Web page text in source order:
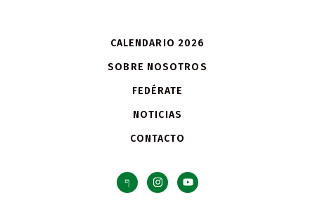
CALENDARIO 2026
SOBRE NOSOTROS
FEDÉRATE
NOTICIAS
CONTACTO